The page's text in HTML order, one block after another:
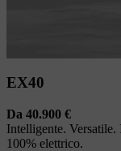
EX40
Da 40.900 €
Intelligente.
100% elettrico.